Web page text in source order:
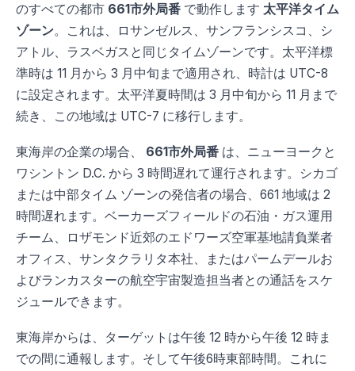
のすべての都市 661市外局番 で動作します 太平洋タイム
ゾーン。これは、ロサンゼルス、サンフランシスコ、シ
アトル、ラスベガスと同じタイムゾーンです。太平洋標
準時は 11 月から 3 月中旬まで適用され、時計は UTC-8
に設定されます。太平洋夏時間は 3 月中旬から 11 月まで
続き、この地域は UTC-7 に移行します。
東海岸の企業の場合、 661市外局番 は、ニューヨークと
ワシントン D.C. から 3 時間遅れて運行されます。シカゴ
または中部タイム ゾーンの発信者の場合、661 地域は 2
時間遅れます。ベーカーズフィールドの石油・ガス運用
チーム、ロザモンド近郊のエドワーズ空軍基地請負業者
オフィス、サンタクラリタ本社、またはパームデールお
よびランカスターの航空宇宙製造担当者との通話をスケ
ジュールできます。
東海岸からは、ターゲットは午後 12 時から午後 12 時ま
での間に通報します。そして午後6時東部時間。これに